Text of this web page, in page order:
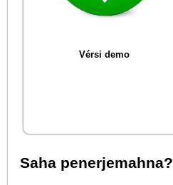
Vérsi demo
Saha penerjemahna?